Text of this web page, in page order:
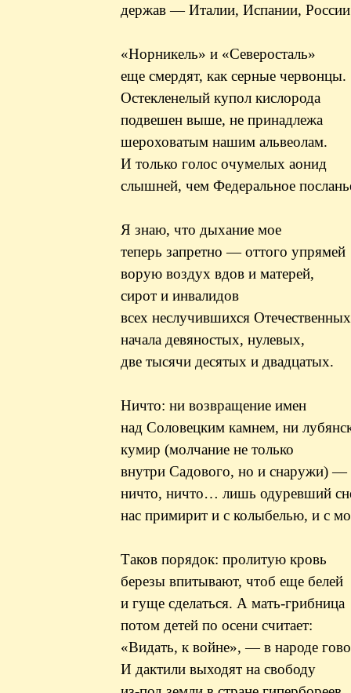
держав — Италии, Испании,
«Норникель» и «Северосталь»
еще смердят, как серные червонцы.
Остекленелый купол кислорода
подвешен выше, не принадлежа
шероховатым нашим альвеолам.
И только голос очумелых аонид
слышней, чем Федеральное
Я знаю, что дыхание мое
теперь запретно — оттого упрямей
ворую воздух вдов и матерей,
сирот и инвалидов
всех неслучившихся
начала девяностых, нулевых,
две тысячи десятых и двадцатых.
Ничто: ни возвращение имен
над Соловецким камнем, ни
кумир (молчание не только
внутри Садового, но и снаружи) —
ничто, ничто… лишь одуревший
нас примирит и с колыбелью, и с
Таков порядок: пролитую кровь
березы впитывают, чтоб еще белей
и гуще сделаться. А мать-грибница
потом детей по осени считает:
«Видать, к войне», — в народе
И дактили выходят на свободу